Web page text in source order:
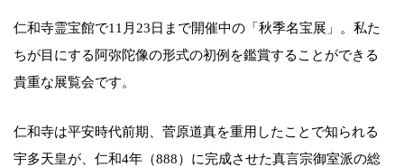
仁和寺霊宝館で11月23日まで開催中の「秋季名宝展」。私た
ちが目にする阿弥陀像の形式の初例を鑑賞することができる
貴重な展覧会です。
仁和寺は平安時代前期、菅原道真を重用したことで知られる
宇多天皇が、仁和4年（888）に完成させた真言宗御室派の総